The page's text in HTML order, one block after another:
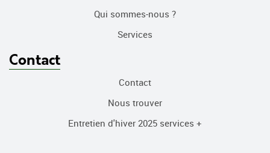
Qui sommes-nous ?
Services
Contact
Contact
Nous trouver
Entretien d'hiver 2025 services +